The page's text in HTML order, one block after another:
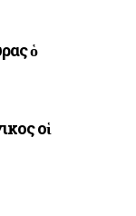
ὁ
οἱ